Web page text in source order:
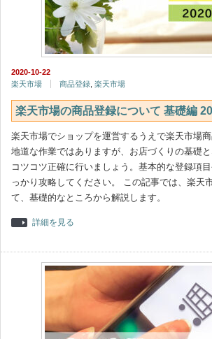
2020-10-22
楽天市場
商品登録 楽天市場
楽天市場の商品登録について 基礎編
楽天市場でショップを運営するうえで楽天市場商
地道な作業ではありますが、お店づくりの基礎
コツコツ正確に行いましょう。基本的な登録項
っかり攻略してください。 この記事では、楽天
て、基礎的なところから解説します。
詳細を見る